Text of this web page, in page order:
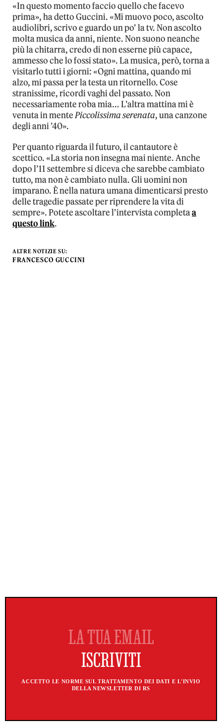
«In questo momento faccio quello che facevo
prima», ha detto Guccini. «Mi muovo poco, ascolto
audiolibri, scrivo e guardo un po’ la tv. Non ascolto
molta musica da anni, niente. Non suono neanche
più la chitarra, credo di non esserne più capace,
ammesso che lo fossi stato».La musica, però, torna a
visitarlo tutti i giorni: «Ogni mattina, quando mi
alzo, mi passa per la testa un ritornello. Cose
stranissime, ricordi vaghi del passato. Non
necessariamente roba mia… L’altra mattina mi è
venuta in mentePiccolissima serenata, una canzone
degli anni ’40».
Per quanto riguarda il futuro, il cantautore è
scettico. «La storia non insegna mai niente. Anche
dopo l’11 settembre si diceva che sarebbe cambiato
tutto, ma non è cambiato nulla. Gli uomini non
imparano. È nella natura umana dimenticarsi presto
delle tragedie passate per riprendere la vita di
sempre». Potete ascoltare l’intervista completaa
questo link.
ALTRE NOTIZIE SU:
FRANCESCO GUCCINI
ACCETTO LE NORME SUL TRATTAMENTO DEI DATI E L'INVIO
DELLA NEWSLETTER DI RS